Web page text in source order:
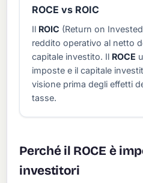
ROCE vs ROIC
Il ROIC (Return on
reddito operativo al netto
capitale investito. Il ROCE
imposte e il capitale
visione prima degli effetti
tasse.
Perché il ROCE è
investitori